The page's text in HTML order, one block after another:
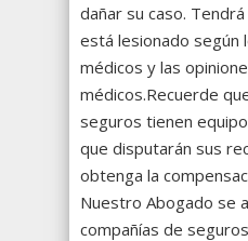
dañar su caso.
está lesionado según
médicos y las
médicos.Recuerde
seguros tienen
que disputarán sus
obtenga la
Nuestro Abogado se
compañías de